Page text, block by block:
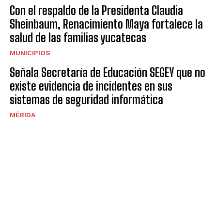
Con el respaldo de la Presidenta Claudia
Sheinbaum, Renacimiento Maya fortalece la
salud de las familias yucatecas
MUNICIPIOS
Señala Secretaría de Educación SEGEY que no
existe evidencia de incidentes en sus
sistemas de seguridad informática
MÉRIDA